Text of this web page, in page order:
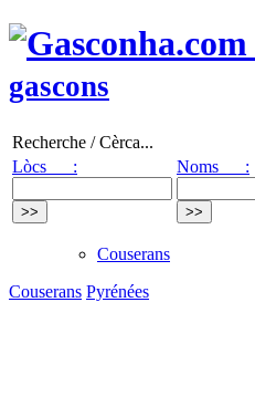
gascons
Recherche / Cèrca...
Lòcs :
Noms :
Couserans
Couserans Pyrénées